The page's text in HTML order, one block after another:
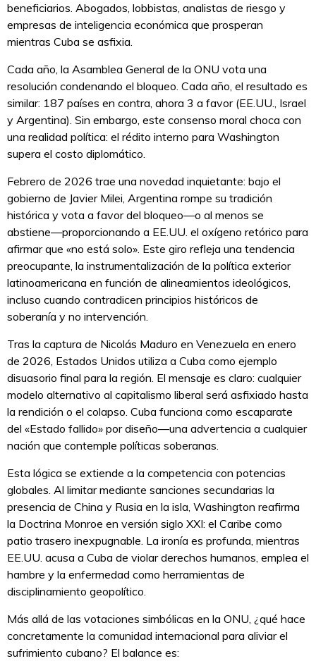
beneficiarios. Abogados, lobbistas, analistas de riesgo y
empresas de inteligencia económica que prosperan
mientras Cuba se asfixia.
Cada año, la Asamblea General de la ONU vota una
resolución condenando el bloqueo. Cada año, el resultado es
similar: 187 países en contra, ahora 3 a favor (EE.UU., Israel
y Argentina). Sin embargo, este consenso moral choca con
una realidad política: el rédito interno para Washington
supera el costo diplomático.
Febrero de 2026 trae una novedad inquietante: bajo el
gobierno de Javier Milei, Argentina rompe su tradición
histórica y vota a favor del bloqueo—o al menos se
abstiene—proporcionando a EE.UU. el oxígeno retórico para
afirmar que «no está solo». Este giro refleja una tendencia
preocupante, la instrumentalización de la política exterior
latinoamericana en función de alineamientos ideológicos,
incluso cuando contradicen principios históricos de
soberanía y no intervención.
Tras la captura de Nicolás Maduro en Venezuela en enero
de 2026, Estados Unidos utiliza a Cuba como ejemplo
disuasorio final para la región. El mensaje es claro: cualquier
modelo alternativo al capitalismo liberal será asfixiado hasta
la rendición o el colapso. Cuba funciona como escaparate
del «Estado fallido» por diseño—una advertencia a cualquier
nación que contemple políticas soberanas.
Esta lógica se extiende a la competencia con potencias
globales. Al limitar mediante sanciones secundarias la
presencia de China y Rusia en la isla, Washington reafirma
la Doctrina Monroe en versión siglo XXI: el Caribe como
patio trasero inexpugnable. La ironía es profunda, mientras
EE.UU. acusa a Cuba de violar derechos humanos, emplea el
hambre y la enfermedad como herramientas de
disciplinamiento geopolítico.
Más allá de las votaciones simbólicas en la ONU, ¿qué hace
concretamente la comunidad internacional para aliviar el
sufrimiento cubano? El balance es: